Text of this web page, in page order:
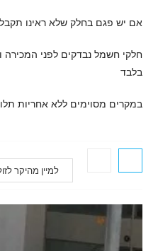
אם יש פגם בחלק שלא ראינו
חלקי חשמל נבדקים לפני המכירה
בלבד
במקרים מסוימים ללא אחריות תלוי